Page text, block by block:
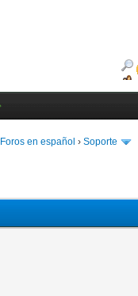
Foros en español › Soporte